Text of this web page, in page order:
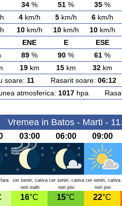
34 % 51 % 35 %
4km/h 5km/h 6km/h
10km/h 10km/h 10km/h
ENE E ESE
89 % 90 % 61 %
19km 15km 32km
soare: 11 Rasarit soare: 06:12
atmosferica: 1017hpa
Vremea in Batos - Marti -
03:00 06:00 09:00
cer senin, cativa
nori inalti
cer senin, cativa
nori josi
cer senin, cativa
nori josi
16°C 15°C 22°C